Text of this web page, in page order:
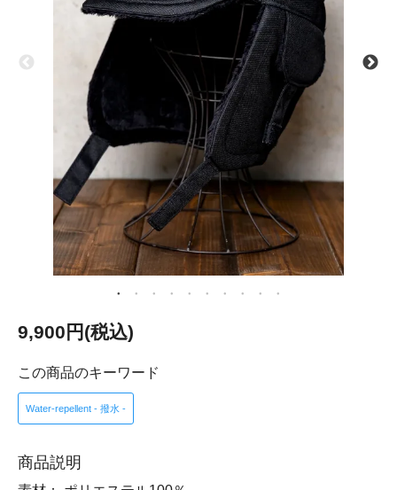
9,900円(税込)
この商品のキーワード
Water-repellent - 撥水 -
商品説明